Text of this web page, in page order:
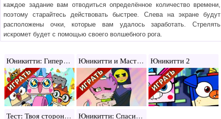
каждое задание вам отводиться определённое количество времени,
поэтому старайтесь действовать быстрее. Слева на экране будут
расположены очки, которые вам удалось заработать. Стрелять
искромет будет с помощью своего волшебного рога.
Юникитти: Гипертест Юникитти и Мастер Хмур Юникитти 2
Тест: Твоя сторона Юникитти Юникитти: Спаси королевство